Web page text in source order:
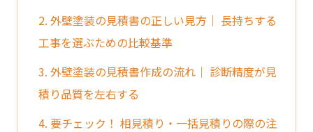
2. 外壁塗装の見積書の正しい見方｜ 長持ちする
工事を選ぶための比較基準
3. 外壁塗装の見積書作成の流れ｜ 診断精度が見
積り品質を左右する
4. 要チェック！ 相見積り・一括見積りの際の注